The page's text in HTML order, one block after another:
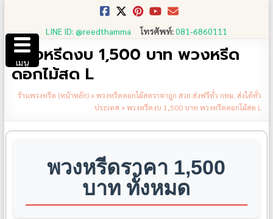
content
LINE ID: @reedthamma โทรศัพท์:081-6860111
พวงหรีดงบ 1,500 บาท พวงหรีด
ดอกไม้สด L
ร้านพวงหรีด (หน้าหลัก)»พวงหรีดดอกไม้สดราคาถูก สวย ส่งฟรีทั่ว กทม. ส่งได้ทั่ว
ประเทศ »พวงหรีดงบ 1,500 บาท พวงหรีดดอกไม้สด L
พวงหรีดราคา 1,500
บาท ทั้งหมด
เมนู